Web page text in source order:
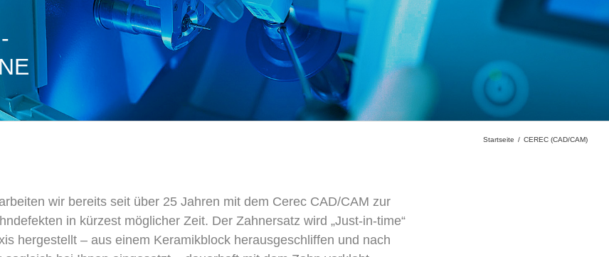
Startseite CEREC (CAD/CAM)
wir bereits seit über 25 Jahren mit dem Cerec CAD/CAM zur
in kürzest möglicher Zeit. Der Zahnersatz wird „Just-in-time“
hergestellt – aus einem Keramikblock herausgeschliffen und nach